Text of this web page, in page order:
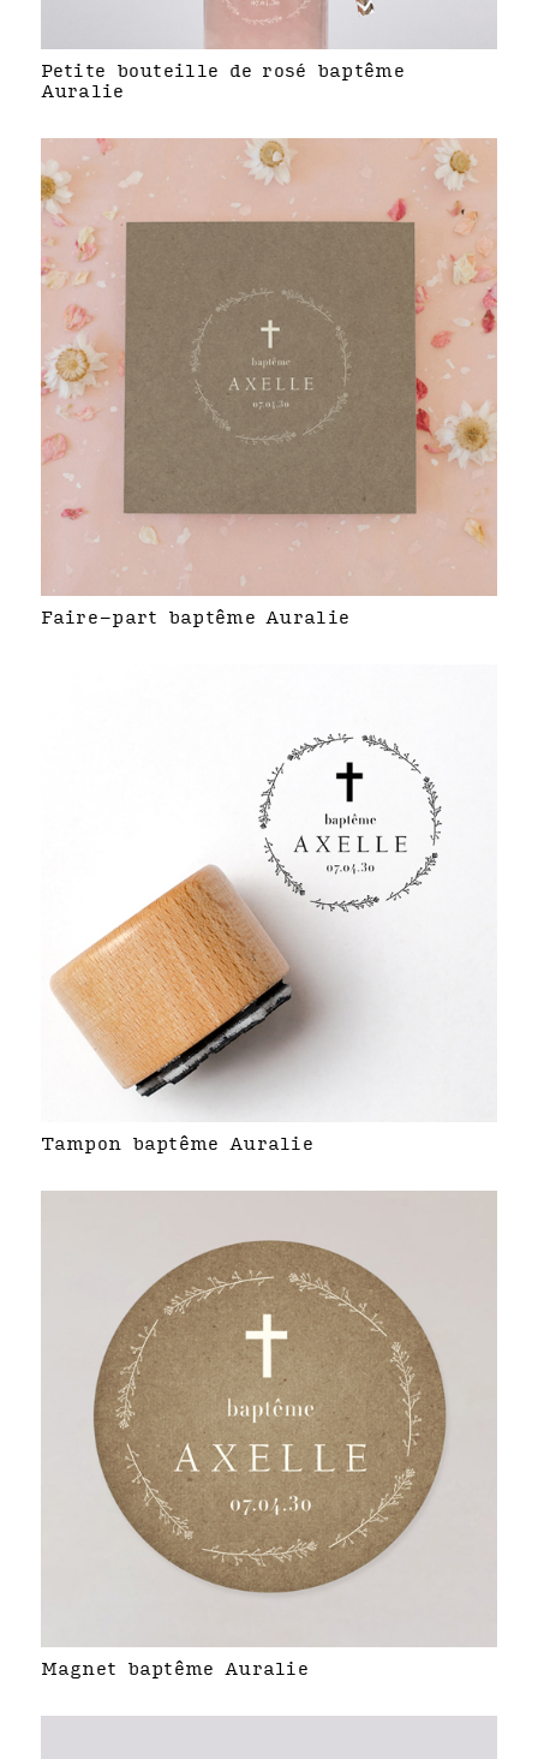
Petite bouteille de rosé baptême
Auralie
Faire-part baptême Auralie
Tampon baptême Auralie
Magnet baptême Auralie